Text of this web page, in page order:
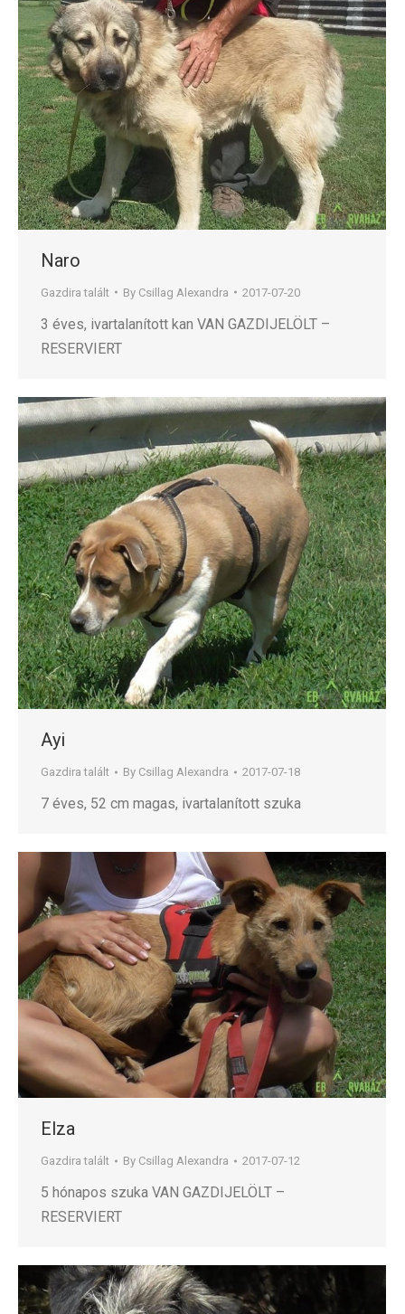
Naro
Gazdira talált By Csillag Alexandra 2017-07-20
3 éves, ivartalanított kan VAN GAZDIJELÖLT –
RESERVIERT
Ayi
Gazdira talált By Csillag Alexandra 2017-07-18
7 éves, 52 cm magas, ivartalanított szuka
Elza
Gazdira talált By Csillag Alexandra 2017-07-12
5 hónapos szuka VAN GAZDIJELÖLT –
RESERVIERT